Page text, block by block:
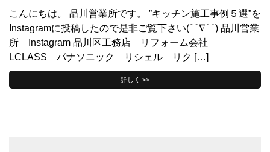
こんにちは。 品川営業所です。 ”キッチン施工事例５選”を
Instagramに投稿したので是非ご覧下さい(⌒∇⌒) 品川営業
所 Instagram 品川区工務店 リフォーム会社
LCLASS パナソニック リシェル リク […]
詳しく >>